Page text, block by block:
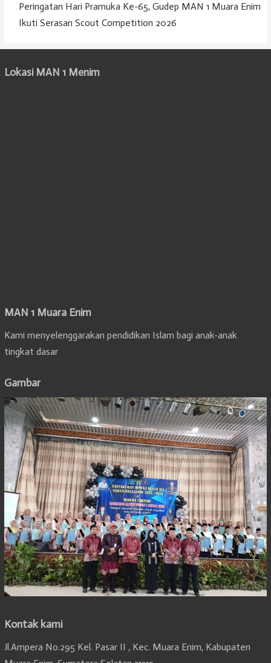
Peringatan Hari Pramuka Ke-65, Gudep MAN 1 Muara Enim
Ikuti Serasan Scout Competition 2026
Lokasi MAN 1 Menim
MAN 1 Muara Enim
Kami menyelenggarakan pendidikan Islam bagi anak-anak
tingkat dasar
Gambar
Kontak kami
Jl.Ampera No.295 Kel. Pasar II , Kec. Muara Enim, Kabupaten